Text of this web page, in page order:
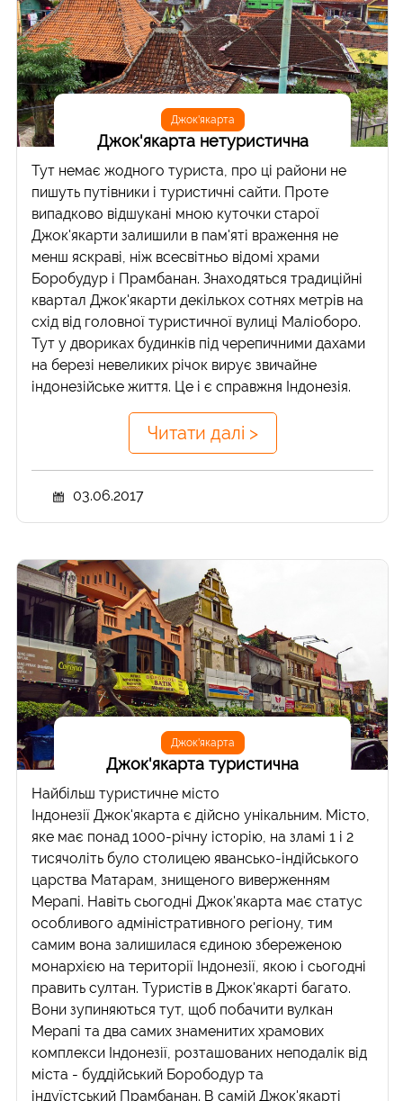
Джок'якарта
Джок'якарта нетуристична
Тут немає жодного туриста, про ці райони не
пишуть путівники і туристичні сайти. Проте
випадково відшукані мною куточки старої
Джок'якарти залишили в пам'яті враження не
менш яскраві, ніж всесвітньо відомі храми
Боробудур і Прамбанан. Знаходяться традиційні
квартал Джок'якарти декількох сотнях метрів на
схід від головної туристичної вулиці Маліоборо.
Тут у двориках будинків під черепичними дахами
на березі невеликих річок вирує звичайне
індонезійське життя. Це і є справжня Індонезія.
Читати далі >
03.06.2017
Джок'якарта
Джок'якарта туристична
Найбільш туристичне місто
Індонезії Джок'якарта є дійсно унікальним. Місто,
яке має понад 1000-річну історію, на зламі 1 і 2
тисячоліть було столицею явансько-індійського
царства Матарам, знищеного виверженням
Мерапі. Навіть сьогодні Джок'якарта має статус
особливого адміністративного регіону, тим
самим вона залишилася єдиною збереженою
монархією на території Індонезії, якою і сьогодні
править султан. Туристів в Джок'якарті багато.
Вони зупиняються тут, щоб побачити вулкан
Мерапі та два самих знаменитих храмових
комплекси Індонезії, розташованих неподалік від
міста - буддійський Борободур та
індуїстський Прамбанан. В самій Джок'якарті